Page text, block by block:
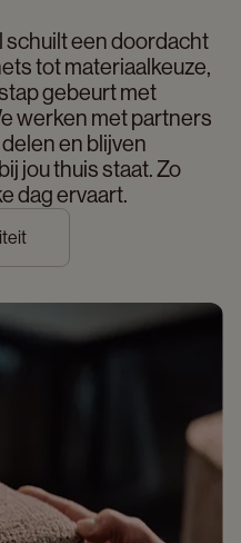
een doordacht
tot materiaalkeuze,
gebeurt met
werken met partners
en blijven
jou thuis staat. Zo
dag ervaart.